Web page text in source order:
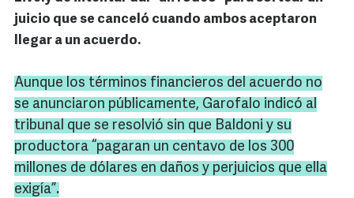
juicio que se canceló cuando ambos aceptaron
llegar a un acuerdo.
Aunque los términos financieros del acuerdo no
se anunciaron públicamente, Garofalo indicó al
tribunal que se resolvió sin que Baldoni y su
productora “pagaran un centavo de los 300
millones de dólares en daños y perjuicios que ella
exigía”.